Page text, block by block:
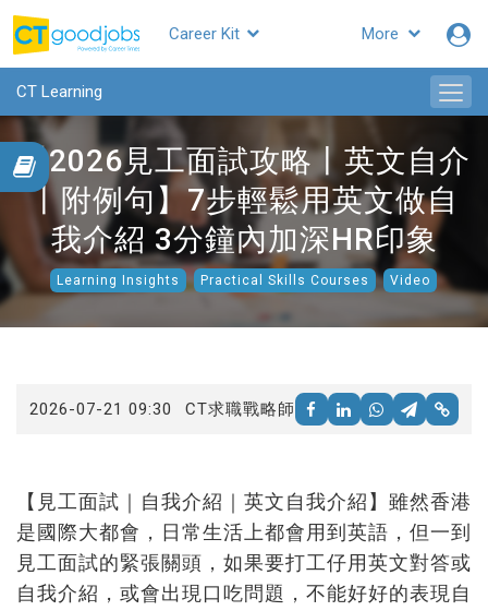
More
CTgoodjobs
Career Kit
CT Learning
【2026見工面試攻略丨英文自介
丨附例句】7步輕鬆用英文做自
我介紹 3分鐘內加深HR印象
Learning Insights Practical Skills Courses Video
2026-07-21 09:30 CT求職戰略師
【見工面試｜自我介紹｜英文自我介紹】雖然香港
是國際大都會，日常生活上都會用到英語，但一到
見工面試的緊張關頭，如果要打工仔用英文對答或
自我介紹，或會出現口吃問題，不能好好的表現自